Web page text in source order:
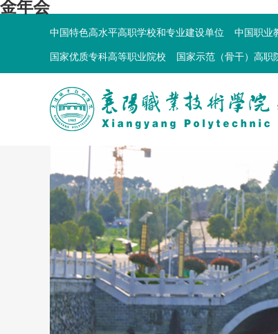
金年会
中国特色高水平高职学校和专业建设单位 中国职业
国家优质专科高等职业院校 国家示范（骨干）高职